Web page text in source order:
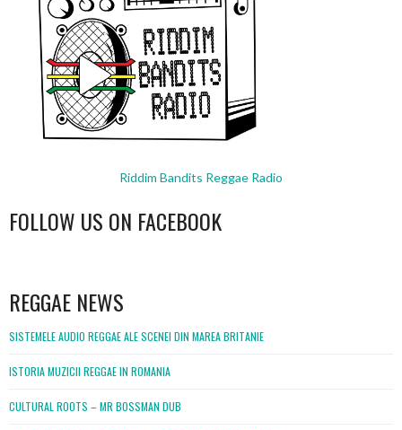
Riddim Bandits Reggae Radio
FOLLOW US ON FACEBOOK
REGGAE NEWS
SISTEMELE AUDIO REGGAE ALE SCENEI DIN MAREA BRITANIE
ISTORIA MUZICII REGGAE IN ROMANIA
CULTURAL ROOTS – MR BOSSMAN DUB